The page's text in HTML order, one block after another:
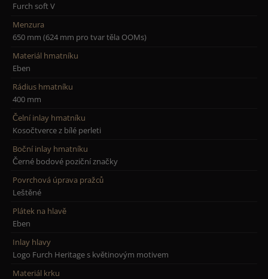
Furch soft V
Menzura
650 mm (624 mm pro tvar těla OOMs)
Materiál hmatníku
Eben
Rádius hmatníku
400 mm
Čelní inlay hmatníku
Kosočtverce z bílé perleti
Boční inlay hmatníku
Černé bodové poziční značky
Povrchová úprava pražců
Leštěné
Plátek na hlavě
Eben
Inlay hlavy
Logo Furch Heritage s květinovým motivem
Materiál krku